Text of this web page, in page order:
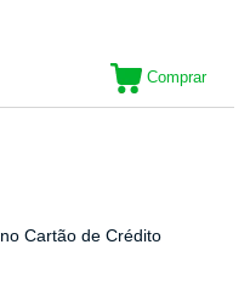
Comprar
no Cartão de Crédito